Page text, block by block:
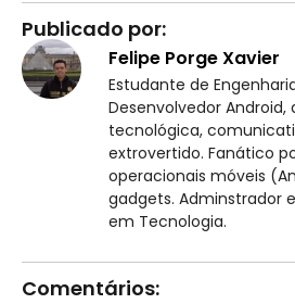
Publicado por:
Felipe Porge Xavier
Estudante de
Desenvolvedor
tecnológica,
extrovertido. Fanático
operacionais móveis
gadgets. Adminstrador
em Tecnologia.
Comentários: